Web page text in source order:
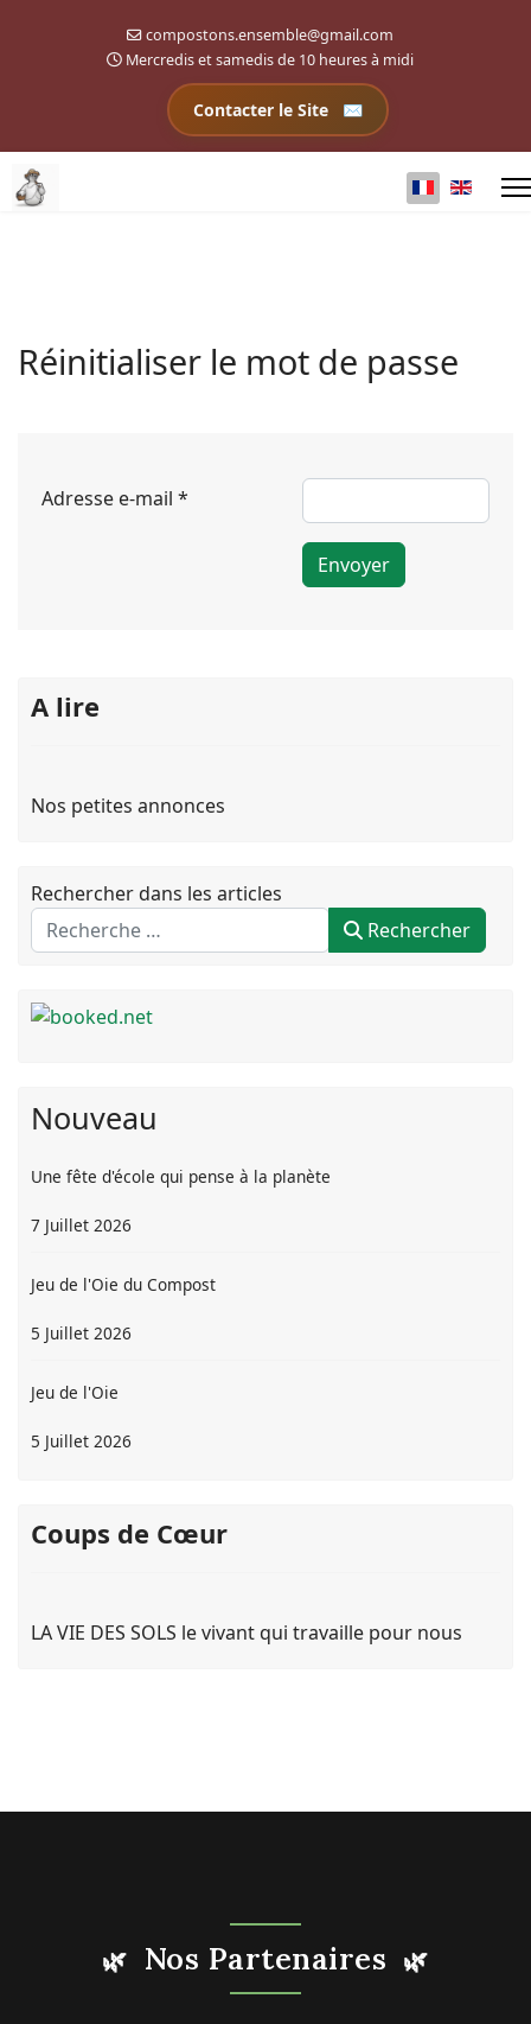
compostons.ensemble@gmail.com
Mercredis et samedis de 10 heures à midi
Contacter le Site
Réinitialiser le mot de passe
Adresse e-mail *
Envoyer
A lire
Nos petites annonces
Rechercher dans les articles
Rechercher
Nouveau
Une fête d'école qui pense à la planète
7 Juillet 2026
Jeu de l'Oie du Compost
5 Juillet 2026
Jeu de l'Oie
5 Juillet 2026
Coups de Cœur
LA VIE DES SOLS le vivant qui travaille pour nous
🌿 Nos Partenaires 🌿